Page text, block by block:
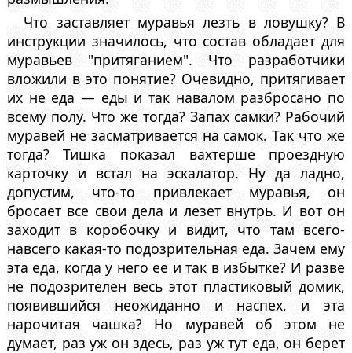
Что заставляет муравья лезть в ловушку? В
инструкции значилось, что состав обладает для
муравьев "притяганием". Что разработчики
вложили в это понятие? Очевидно, притягивает
их не еда — еды и так навалом разбросано по
всему полу. Что же тогда? Запах самки? Рабочий
муравей не засматривается на самок. Так что же
тогда? Тишка показал вахтерше проездную
карточку и встал на эскалатор. Ну да ладно,
допустим, что-то привлекает муравья, он
бросает все свои дела и лезет внутрь. И вот он
заходит в коробочку и видит, что там всего-
навсего какая-то подозрительная еда. Зачем ему
эта еда, когда у него ее и так в избытке? И разве
не подозрителен весь этот пластиковый домик,
появившийся неожиданно и наспех, и эта
нарочитая чашка? Но муравей об этом не
думает, раз уж он здесь, раз уж тут еда, он берет